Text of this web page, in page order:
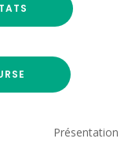
Présentation